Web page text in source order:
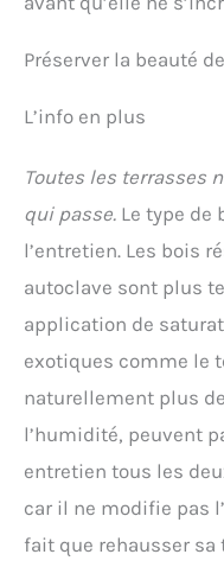
Préserver la beauté
L’info en plus
Toutes les terrasses
qui passe. Le type de
l’entretien. Les bois
autoclave sont plus
application de
exotiques comme le
naturellement plus
l’humidité, peuvent
entretien tous les
car il ne modifie pas
fait que rehausser sa